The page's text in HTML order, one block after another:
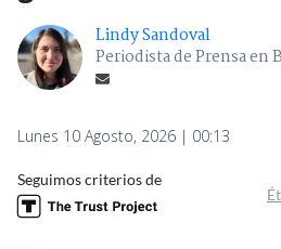
Lindy Sandoval
Periodista de Prensa en
Lunes 10 Agosto, 2026 | 00:13
Seguimos criterios de